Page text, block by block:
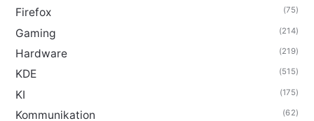
Firefox (75)
Gaming (214)
Hardware (219)
KDE (515)
KI (175)
Kommunikation (62)